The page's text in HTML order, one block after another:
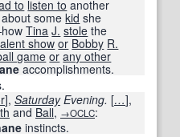
to listen to another
about somekid she
Tina J. stole the
show or Bobby R.
game or any other
accomplishments.
], SaturdayEvening. […],
and Ball, →OCLC:
instincts.